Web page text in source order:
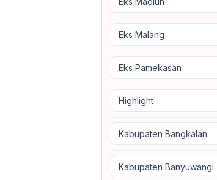
Eks Malang
Eks Pamekasan
Highlight
Kabupaten Bangkalan
Kabupaten Banyuwangi